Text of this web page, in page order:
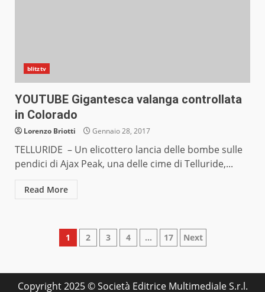
blitztv
YOUTUBE Gigantesca valanga controllata
in Colorado
Lorenzo Briotti Gennaio 28, 2017
TELLURIDE – Un elicottero lancia delle bombe sulle
pendici di Ajax Peak, una delle cime di Telluride,...
Read More
Paginazione
articoli
1 2 3 4 … 17 Next
Copyright 2025 © Società Editrice Multimediale S.r.l.